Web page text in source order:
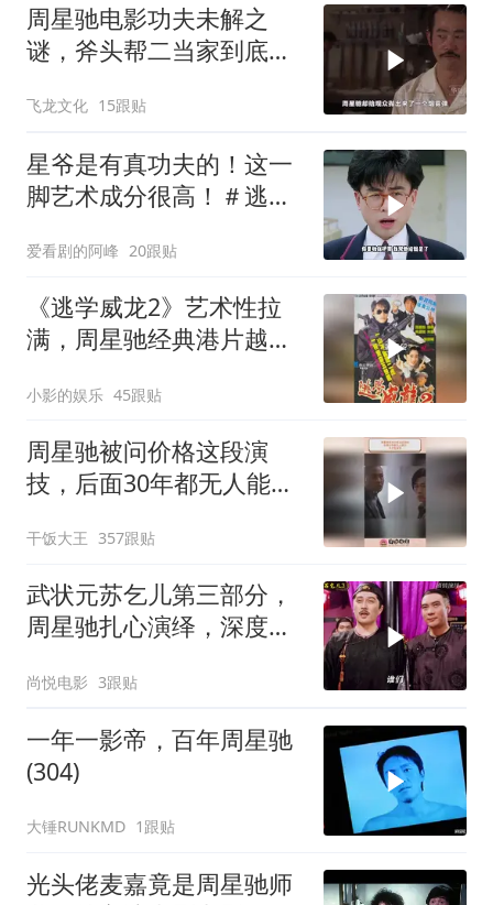
周星驰电影功夫未解之
谜，斧头帮二当家到底是
飞龙文化 15跟贴
星爷是有真功夫的！这一
脚艺术成分很高！＃逃学
爱看剧的阿峰 20跟贴
《逃学威龙2》艺术性拉
满，周星驰经典港片越品
小影的娱乐 45跟贴
周星驰被问价格这段演
技，后面30年都无人能
干饭大王 357跟贴
武状元苏乞儿第三部分，
周星驰扎心演绎，深度解
尚悦电影 3跟贴
一年一影帝，百年周星驰
(304)
大锤RUNKMD 1跟贴
光头佬麦嘉竟是周星驰师